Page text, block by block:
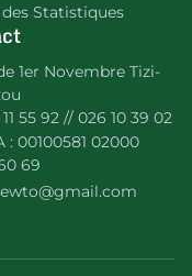
Statistiques
1er Novembre Tizi-
55 92 // 026 10 39 02
: 00100581 02000
69